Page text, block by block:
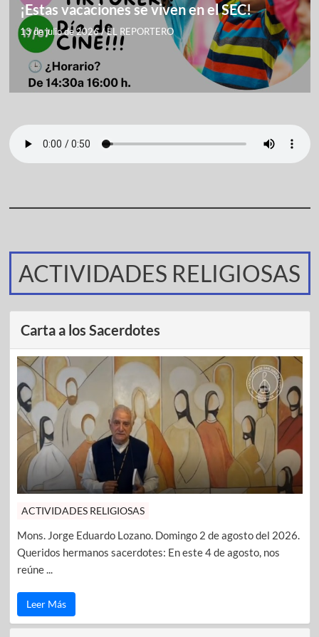
¡Estas vacaciones se viven en el SEC!
13 de julio de 2026/EL REPORTERO
ACTIVIDADES RELIGIOSAS
Carta a los Sacerdotes
ACTIVIDADES RELIGIOSAS
Mons. Jorge Eduardo Lozano. Domingo 2 de agosto del 2026.
Queridos hermanos sacerdotes: En este 4 de agosto, nos
reúne ...
Leer Más